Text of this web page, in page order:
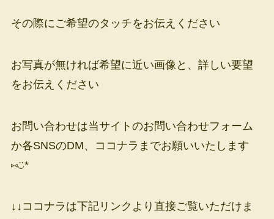
その際にご希望のタッチをお伝えください
⁡お写真が無ければ希望に近い画像と、詳しい要望
をお伝えください
⁡お問い合わせは当サイトのお問い合わせフォーム
か各SNSのDM、ココナラまでお願いいたします
⑅◡̈*
↓↓ココナラは下記リンクより直接ご覧いただけま